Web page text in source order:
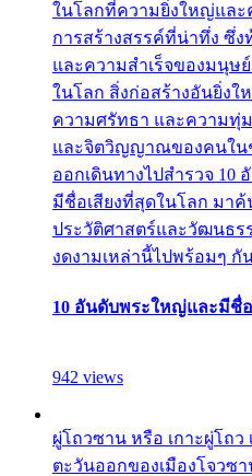
ในโลกที่ความยิ่งใหญ่และ
การสร้างสรรค์ที่น่าทึ่ง ซึ่
และความสำเร็จของมนุ
ในโลก สิ่งก่อสร้างอันยิ่งใ
ความศรัทธา และความทุ่
และจิตวิญญาณของคนใน
ออกเดินทางไปสำรวจ
มีชื่อเสียงที่สุดในโลก มา
ประวัติศาสตร์และวัฒนธร
งดงามเหล่านี้ไปพร้อมๆ กั
10 อันดับพระใหญ่และมีชื่
942 views
ผู่โถวซาน หรือ เกาะผู่โถว
ตะวันออกของเมืองโจวซ